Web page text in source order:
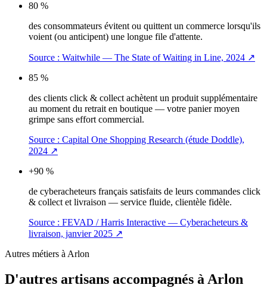
80 %
des consommateurs évitent ou quittent un commerce lorsqu'ils
voient (ou anticipent) une longue file d'attente.
Source : Waitwhile — The State of Waiting in Line, 2024 ↗
85 %
des clients click & collect achètent un produit supplémentaire
au moment du retrait en boutique — votre panier moyen
grimpe sans effort commercial.
Source : Capital One Shopping Research (étude Doddle),
2024 ↗
+90 %
de cyberacheteurs français satisfaits de leurs commandes click
& collect et livraison — service fluide, clientèle fidèle.
Source : FEVAD / Harris Interactive — Cyberacheteurs &
livraison, janvier 2025 ↗
Autres métiers àArlon
D'autres artisans accompagnés àArlon